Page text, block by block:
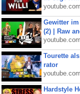
youtube.com
Gewitter
(2) | Raw
youtube.com
Tourette
rator
youtube.com
Hardstyle